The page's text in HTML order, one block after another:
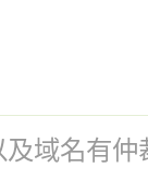
及域名有